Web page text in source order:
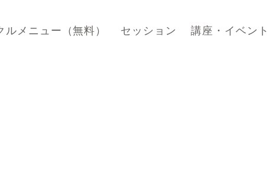
ルメニュー（無料） セッション 講座・イベント